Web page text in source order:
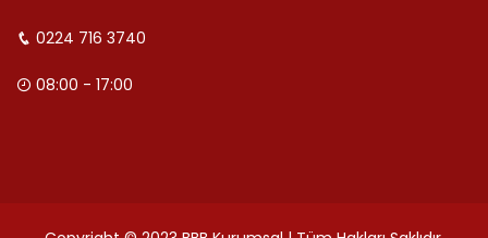
0224 716 3740
08:00 - 17:00